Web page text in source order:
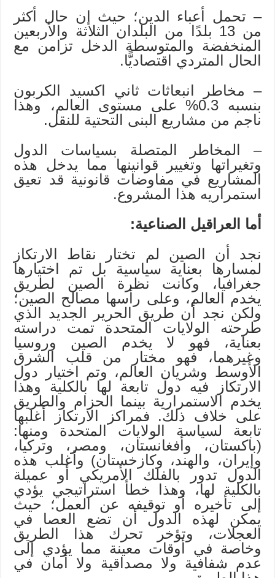
– تحمل أعباء الدين؛ حيث إن حال أكثر
من 13 بلدًا من البلدان الثلاثة والأربعين
المنخفضة والمتوسطة الدخل تزامن مع
الحال المتردي اقتصاديًّا.
– مخاطر انبعاثات ثاني اكسيد الكربون
بنسبه 0.3% على مستوى العالم، وهذا
ناجم من مشاريع البنى التحتية للنقل.
– المخاطر المتصلة بسياسات الدول
وتغيراتها وتغيير قوانينها مما يدخل هذه
المشاريع في مفاوضات قانونية قد تعيق
استمراريه هذا المشروع.
أما العراقيل الصناعية:
نجد أن الصين لم تختار نقاط الارتكاز
لمسارها بعناية سياسية بل تم اختيارها
جغرافيا، وكانت نظرة الصين لطريق
يخدم العالم، وعلى رأسها مصالح الصين؛
ولكن نجد أن طريق الحرير الجديد الذي
طرحته الولايات المتحدة تمت دراسته
بعناية، فهو لا يخدم الصين وروسيا
وغيرهما، فهو مختار من قلب الشرق
الأوسط وشريان العالم، وتم اختيار دول
الارتكاز فيه دول تابعة لها بالكلية وهذا
يخدم الاستمرارية بينما الحزام والطريق
على خلاف ذلك. فمراكز الارتكاز أغلبها
تابعة لسياسة الولايات المتحدة ومنها:
(باكستان، وأفغانستان، ومصر، وتركيا،
وإيران، والهند، وكازخستان) وأغلب هذه
الدول تدور بالفلك الأمريكي أو عميلة
بالكلية لها، وهذا خطأ استراتيجي يؤدي
إلى تأخيره أو توقيفه عن العمل؛ حيث
يمكن لهذه الدول أن تضع العصا في
العجلات، وتؤخر تحرك هذا الطريق
وخاصة في أوقات معينة مما يؤدي إلى
عدم شفافية ولا مصداقية ولا أمان في